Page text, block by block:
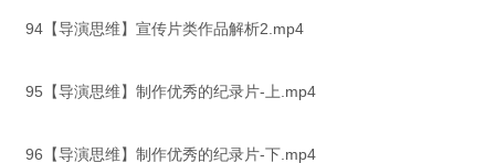
94【导演思维】宣传片类作品解析2.mp4
95【导演思维】制作优秀的纪录片-上.mp4
96【导演思维】制作优秀的纪录片-下.mp4